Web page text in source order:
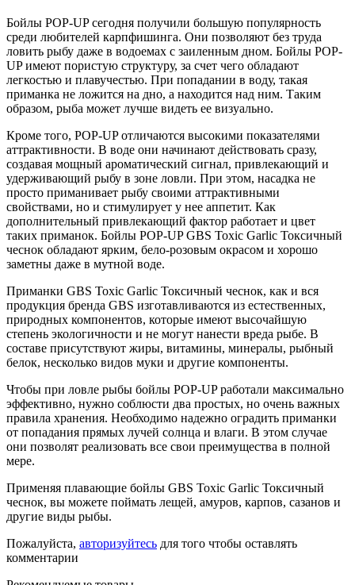
Бойлы POP-UP сегодня получили большую популярность
среди любителей карпфишинга. Они позволяют без труда
ловить рыбу даже в водоемах с заиленным дном. Бойлы POP-
UP имеют пористую структуру, за счет чего обладают
легкостью и плавучестью. При попадании в воду, такая
приманка не ложится на дно, а находится над ним. Таким
образом, рыба может лучше видеть ее визуально.
Кроме того, POP-UP отличаются высокими показателями
аттрактивности. В воде они начинают действовать сразу,
создавая мощный ароматический сигнал, привлекающий и
удерживающий рыбу в зоне ловли. При этом, насадка не
просто приманивает рыбу своими аттрактивными
свойствами, но и стимулирует у нее аппетит. Как
дополнительный привлекающий фактор работает и цвет
таких приманок. Бойлы POP-UP GBS Toxic Garlic Токсичный
чеснок обладают ярким, бело-розовым окрасом и хорошо
заметны даже в мутной воде.
Приманки GBS Toxic Garlic Токсичный чеснок, как и вся
продукция бренда GBS изготавливаются из естественных,
природных компонентов, которые имеют высочайшую
степень экологичности и не могут нанести вреда рыбе. В
составе присутствуют жиры, витамины, минералы, рыбный
белок, несколько видов муки и другие компоненты.
Чтобы при ловле рыбы бойлы POP-UP работали максимально
эффективно, нужно соблюсти два простых, но очень важных
правила хранения. Необходимо надежно оградить приманки
от попадания прямых лучей солнца и влаги. В этом случае
они позволят реализовать все свои преимущества в полной
мере.
Применяя плавающие бойлы GBS Toxic Garlic Токсичный
чеснок, вы можете поймать лещей, амуров, карпов, сазанов и
другие виды рыбы.
Пожалуйста, авторизуйтесь для того чтобы оставлять
комментарии